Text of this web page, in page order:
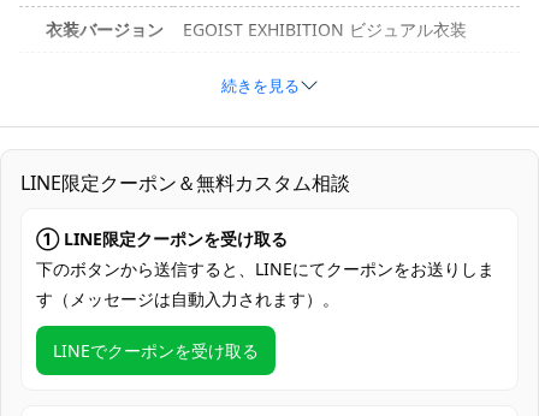
衣装バージョン
EGOIST EXHIBITION ビジュアル衣装
XS、S、M、L、XL、XXL
セット内容
イ、ベルト
発送予定
加工に7～15営業日、配送に5～7営業日
（※土日祝除く）、合計で12～22営業日程
度でお届け
支払い方法
クレジットカード（VISA、Master、JCB、
Discover、AMERICAN EXPRESS）、
続きを見る
LINE限定クーポン＆無料カスタム相談
① LINE限定クーポンを受け取る
下のボタンから送信すると、LINEにてクーポンをお送りしま
す（メッセージは自動入力されます）。
LINEでクーポンを受け取る